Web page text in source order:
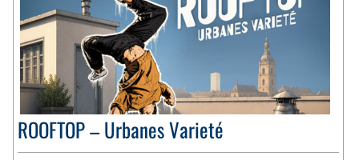
ROOFTOP – Urbanes Varieté